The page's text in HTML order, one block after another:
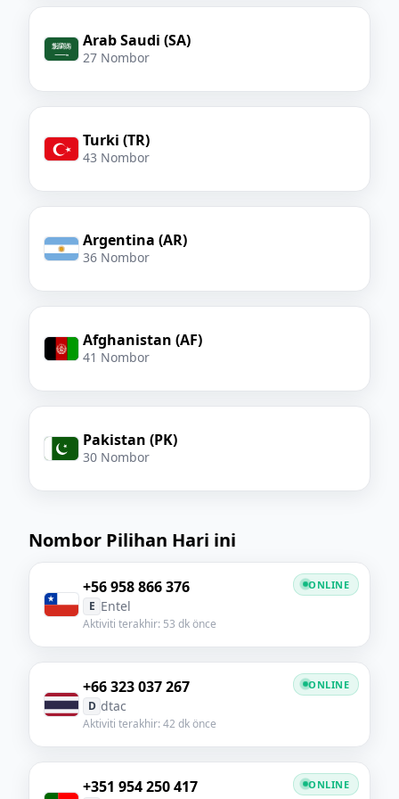
Arab Saudi (SA)
27 Nombor
Turki (TR)
43 Nombor
Argentina (AR)
36 Nombor
Afghanistan (AF)
41 Nombor
Pakistan (PK)
30 Nombor
Nombor Pilihan Hari ini
+56 958 866 376
E Entel
Aktiviti terakhir: 53 dk önce
ONLINE
+66 323 037 267
D dtac
Aktiviti terakhir: 42 dk önce
ONLINE
+351 954 250 417 ONLINE